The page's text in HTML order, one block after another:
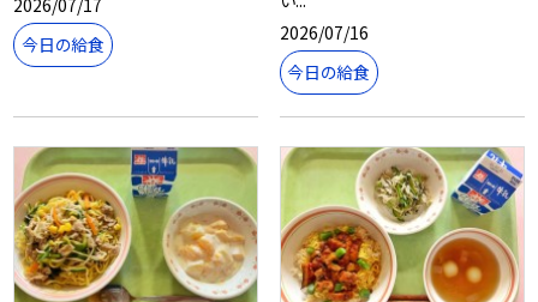
2026/07/17
今日の給食
2026/07/16
今日の給食